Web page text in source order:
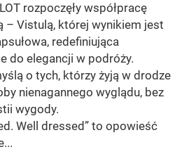
rozpoczęły współpracę
– Vistulą, której wynikiem jest
redefiniująca
do elegancji w podróży.
o tych, którzy żyją w drodze
nienagannego wyglądu, bez
wygody.
Well dressed” to opowieść